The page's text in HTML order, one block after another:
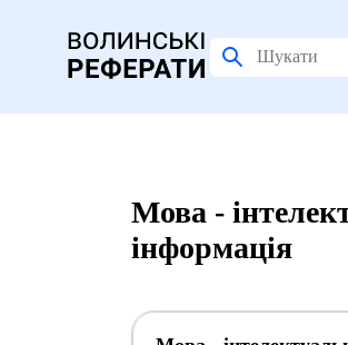
Мова -
інформація